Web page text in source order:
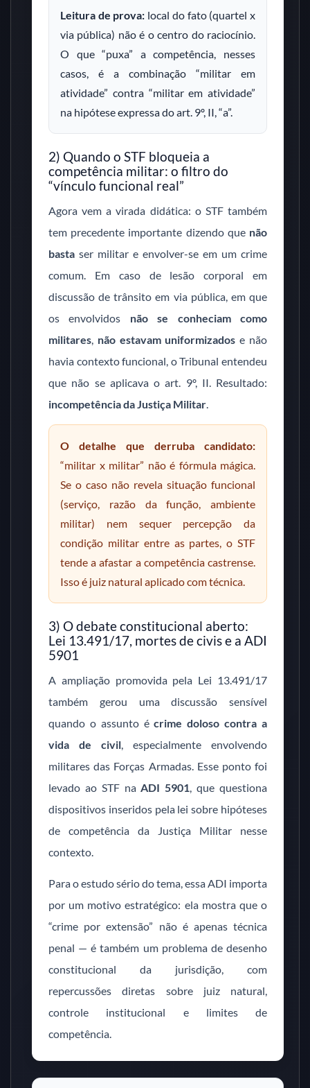
Leitura de prova: local do fato (quartel x
via pública) não é o centro do raciocínio.
O que “puxa” a competência, nesses
casos, é a combinação “militar em
atividade” contra “militar em atividade”
na hipótese expressa do art. 9º, II, “a”.
2) Quando o STF bloqueia a
competência militar: o filtro do
“vínculo funcional real”
Agora vem a virada didática: o STF também
tem precedente importante dizendo que não
basta ser militar e envolver-se em um crime
comum. Em caso de lesão corporal em
discussão de trânsito em via pública, em que
os envolvidos não se conheciam como
militares, não estavam uniformizados e não
havia contexto funcional, o Tribunal entendeu
que não se aplicava o art. 9º, II. Resultado:
incompetência da Justiça Militar.
O detalhe que derruba candidato:
“militar x militar” não é fórmula mágica.
Se o caso não revela situação funcional
(serviço, razão da função, ambiente
militar) nem sequer percepção da
condição militar entre as partes, o STF
tende a afastar a competência castrense.
Isso é juiz natural aplicado com técnica.
3) O debate constitucional aberto:
Lei 13.491/17, mortes de civis e a ADI
5901
A ampliação promovida pela Lei 13.491/17
também gerou uma discussão sensível
quando o assunto écrime doloso contra a
vida de civil, especialmente envolvendo
militares das Forças Armadas. Esse ponto foi
levado ao STF naADI 5901, que questiona
dispositivos inseridos pela lei sobre hipóteses
de competência da Justiça Militar nesse
contexto.
Para o estudo sério do tema, essa ADI importa
por um motivo estratégico: ela mostra que o
“crime por extensão” não é apenas técnica
penal — é também um problema de desenho
constitucional da jurisdição, com
repercussões diretas sobre juiz natural,
controle institucional e limites de
competência.